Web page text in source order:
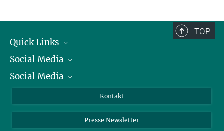
Drei Rätsel der Ozeane
19. JUNI 2026
Mastodon
TikTok
Youtube
TOP
Quick Links
Präsident
Zahlen und Fakten
Social Media
Bluesky
TikTok
Social Media
Instagram
YouTube
Kontakt
Presse Newsletter